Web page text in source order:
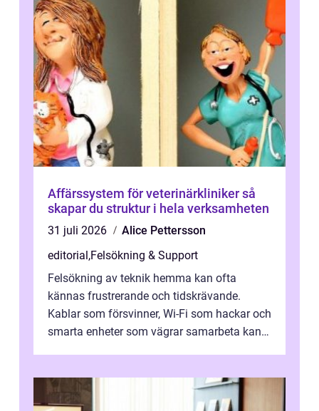
Affärssystem för veterinärkliniker så
skapar du struktur i hela verksamheten
31 juli 2026
Alice Pettersson
editorial,Felsökning & Support
Felsökning av teknik hemma kan ofta
kännas frustrerande och tidskrävande.
Kablar som försvinner, Wi-Fi som hackar och
smarta enheter som vägrar samarbeta kan